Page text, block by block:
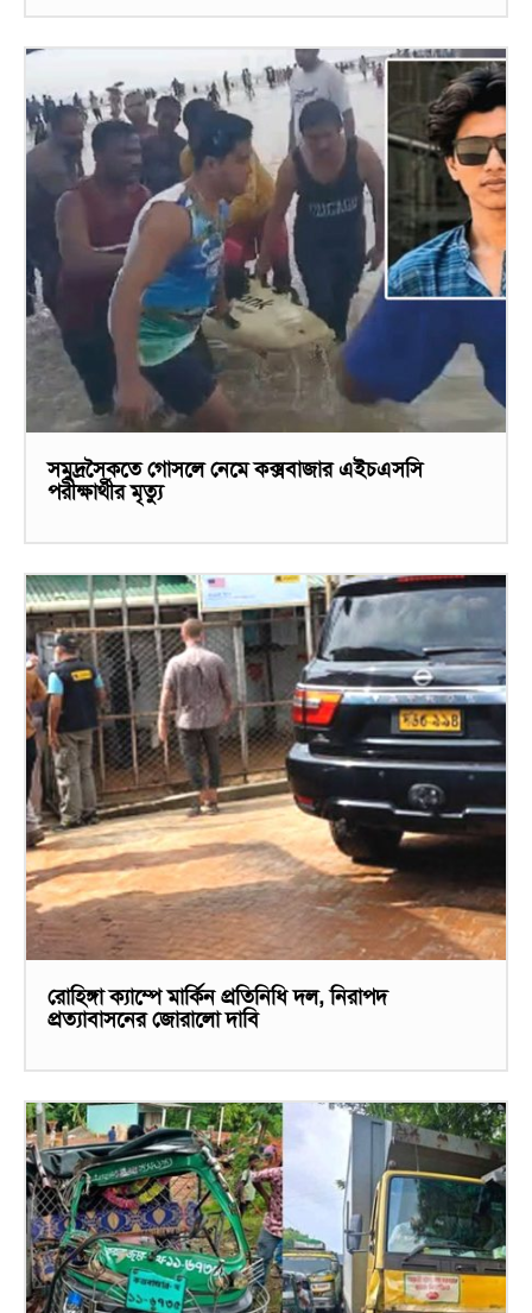
সমুদ্রসৈকতে গোসলে নেমে কক্সবাজার এইচএসসি
পরীক্ষার্থীর মৃত্যু
রোহিঙ্গা ক্যাম্পে মার্কিন প্রতিনিধি দল, নিরাপদ
প্রত্যাবাসনের জোরালো দাবি